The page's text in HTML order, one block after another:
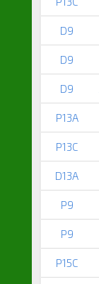
D9
D9
D9
P13A
P13C
D13A
P9
P9
P15C